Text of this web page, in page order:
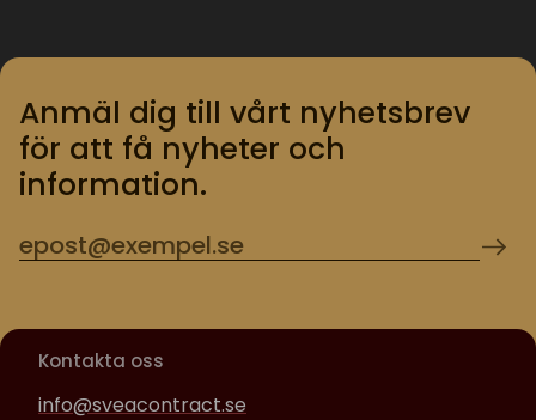
Anmäl dig till vårt nyhetsbrev
för att få nyheter och
information.
Kontakta oss
info@sveacontract.se